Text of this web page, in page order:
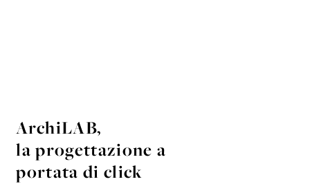
ArchiLAB,
la progettazione a
portata di click